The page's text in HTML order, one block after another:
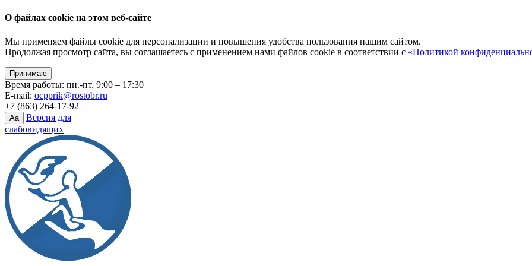
О файлах cookie на этом веб-сайте
Мы применяем файлы cookie для персонализации и повышения удобства пользования нашим сайтом.
Продолжая просмотр сайта, вы соглашаетесь с применением нами файлов cookie в соответствии с «Политикой
Принимаю
Время работы: пн.-пт. 9:00 – 17:30
E-mail: ocpprik@rostobr.ru
+7 (863) 264-17-92
Aa
Версия для
слабовидящих